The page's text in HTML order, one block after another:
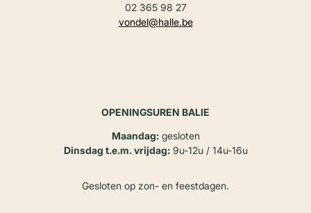
02 365 98 27
vondel@halle.be
OPENINGSUREN BALIE
Maandag:gesloten
Dinsdag t.e.m. vrijdag:9u-12u / 14u-16u
Gesloten op zon- en feestdagen.